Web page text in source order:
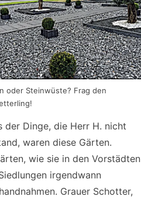
oder Steinwüste? Frag den
der Dinge, die Herr H. nicht
waren diese Gärten.
wie sie in den Vorstädten
irgendwann
Grauer Schotter,